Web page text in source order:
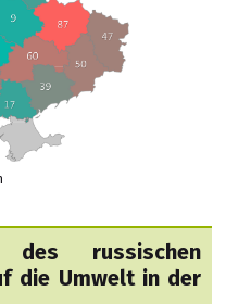
des russischen
die Umwelt in der